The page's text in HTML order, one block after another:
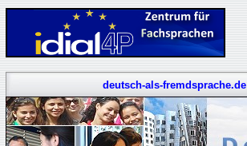
deutsch-als-fremdsprache.de